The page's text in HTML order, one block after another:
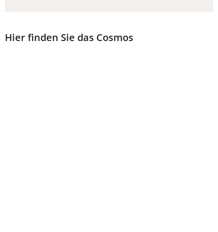
Hier finden Sie das Cosmos